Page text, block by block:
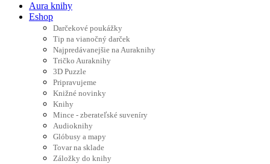
Aura knihy
Eshop
Darčekové poukážky
Tip na vianočný darček
Najpredávanejšie na Auraknihy
Tričko Auraknihy
3D Puzzle
Pripravujeme
Knižné novinky
Knihy
Mince - zberateľské suveníry
Audioknihy
Glóbusy a mapy
Tovar na sklade
Záložky do knihy